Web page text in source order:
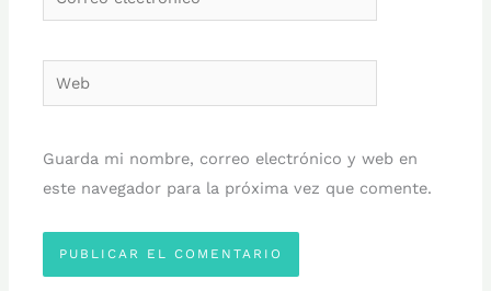
electrónico*
Web
Guarda mi nombre, correo electrónico y web en
este navegador para la próxima vez que comente.